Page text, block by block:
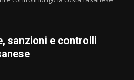
sanzioni e controlli